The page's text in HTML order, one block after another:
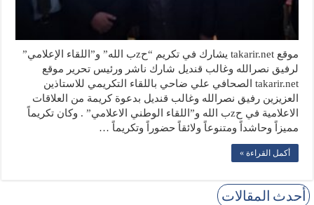
موقع takarir.net يشارك في تكريم “حzب الله” و”اللقاء الإعلامي”
لرفيق نصرالله وغالب قنديل شارك ناشر ورئيس تحرير موقع
takarir.net الصحافي علي ضاحي باللقاء التكريمي للاستاذين
العزيزين رفيق نصرالله وغالب قنديل بدعوة كريمة من العلاقات
الاعلامية في حzب الله و”اللقاء الوطني الاعلامي” . وكان تكريماً
مميزاً وحاشداً ومتنوعاً ولائقاً حضوراً وتكريماً …
أكمل القراءة »
أحدث المقالات